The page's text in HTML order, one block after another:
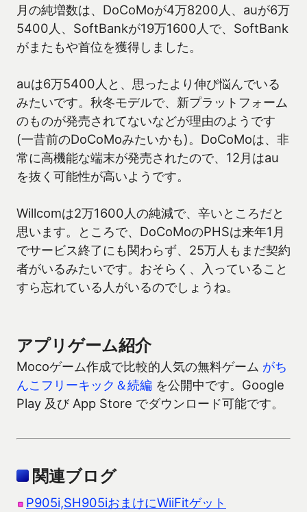
月の純増数は、DoCoMoが4万8200人、auが6万
5400人、SoftBankが19万1600人で、SoftBank
がまたもや首位を獲得しました。
auは6万5400人と、思ったより伸び悩んでいる
みたいです。秋冬モデルで、新プラットフォーム
のものが発売されてないなどが理由のようです
(一昔前のDoCoMoみたいかも)。DoCoMoは、非
常に高機能な端末が発売されたので、12月はau
を抜く可能性が高いようです。
Willcomは2万1600人の純減で、辛いところだと
思います。ところで、DoCoMoのPHSは来年1月
でサービス終了にも関わらず、25万人もまだ契約
者がいるみたいです。おそらく、入っていること
すら忘れている人がいるのでしょうね。
アプリゲーム紹介
Mocoゲーム作成で比較的人気の無料ゲーム がち
んこフリーキック＆続編 を公開中です。Google
Play 及び App Store でダウンロード可能です。
関連ブログ
P905i,SH905iおまけにWiiFitゲット